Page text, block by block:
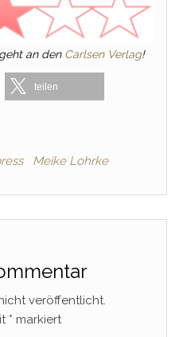
an den Carlsen Verlag!
teilen
Meike Lohrke
veröffentlicht.
* markiert